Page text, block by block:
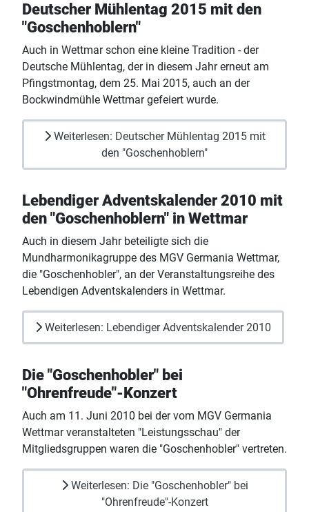
Deutscher Mühlentag 2015 mit den
"Goschenhoblern"
Auch in Wettmar schon eine kleine Tradition - der
Deutsche Mühlentag, der in diesem Jahr erneut am
Pfingstmontag, dem 25. Mai 2015, auch an der
Bockwindmühle Wettmar gefeiert wurde.
Weiterlesen: Deutscher Mühlentag 2015 mit
den "Goschenhoblern"
Lebendiger Adventskalender 2010 mit
den "Goschenhoblern" in Wettmar
Auch in diesem Jahr beteiligte sich die
Mundharmonikagruppe des MGV Germania Wettmar,
die "Goschenhobler", an der Veranstaltungsreihe des
Lebendigen Adventskalenders in Wettmar.
Weiterlesen: Lebendiger Adventskalender 2010
Die "Goschenhobler" bei
"Ohrenfreude"-Konzert
Auch am 11. Juni 2010 bei der vom MGV Germania
Wettmar veranstalteten "Leistungsschau" der
Mitgliedsgruppen waren die "Goschenhobler" vertreten.
Weiterlesen: Die "Goschenhobler" bei
"Ohrenfreude"-Konzert